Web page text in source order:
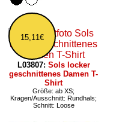
15,11€
L03807: Sols locker
geschnittenes Damen T-
Shirt
Größe: ab XS;
Kragen/Ausschnitt: Rundhals;
Schnitt: Loose